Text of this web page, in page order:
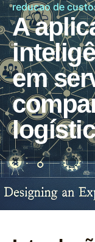
reducao de
A
em